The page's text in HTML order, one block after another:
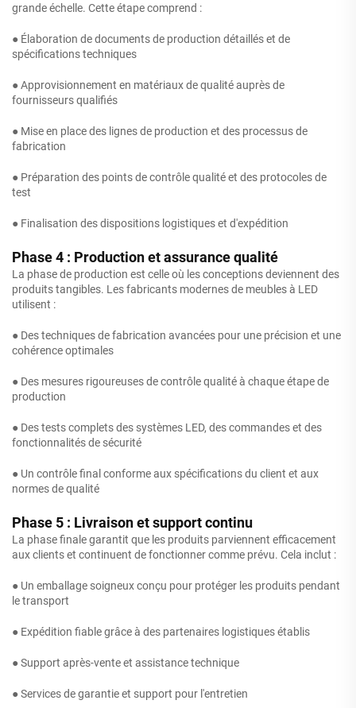
grande échelle. Cette étape comprend :
● Élaboration de documents de production détaillés et de
spécifications techniques
● Approvisionnement en matériaux de qualité auprès de
fournisseurs qualifiés
● Mise en place des lignes de production et des processus de
fabrication
● Préparation des points de contrôle qualité et des protocoles de
test
● Finalisation des dispositions logistiques et d'expédition
Phase 4 : Production et assurance qualité
La phase de production est celle où les conceptions deviennent des
produits tangibles. Les fabricants modernes de meubles à LED
utilisent :
● Des techniques de fabrication avancées pour une précision et une
cohérence optimales
● Des mesures rigoureuses de contrôle qualité à chaque étape de
production
● Des tests complets des systèmes LED, des commandes et des
fonctionnalités de sécurité
● Un contrôle final conforme aux spécifications du client et aux
normes de qualité
Phase 5 : Livraison et support continu
La phase finale garantit que les produits parviennent efficacement
aux clients et continuent de fonctionner comme prévu. Cela inclut :
● Un emballage soigneux conçu pour protéger les produits pendant
le transport
● Expédition fiable grâce à des partenaires logistiques établis
● Support après-vente et assistance technique
● Services de garantie et support pour l'entretien